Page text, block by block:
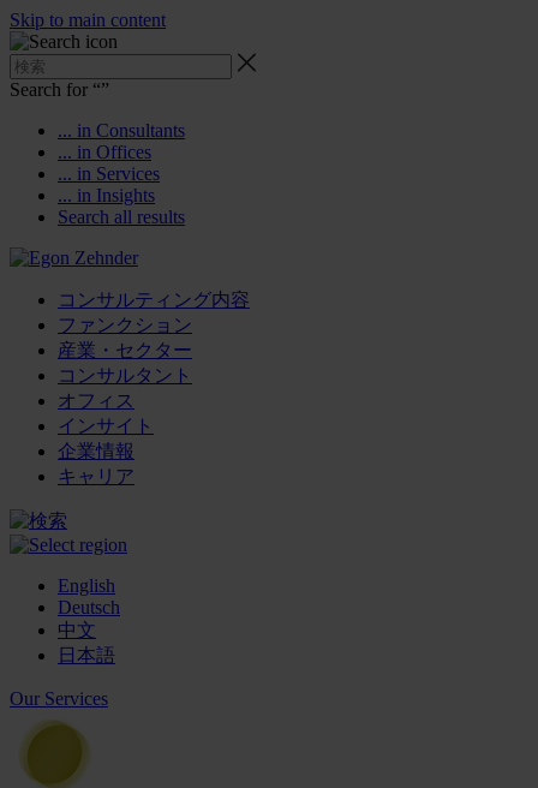
Skip to main content
Search for “”
... in Consultants
... in Offices
... in Services
... in Insights
Search all results
コンサルティング内容
ファンクション
産業・セクター
コンサルタント
オフィス
インサイト
企業情報
キャリア
English
Deutsch
中文
日本語
Our Services